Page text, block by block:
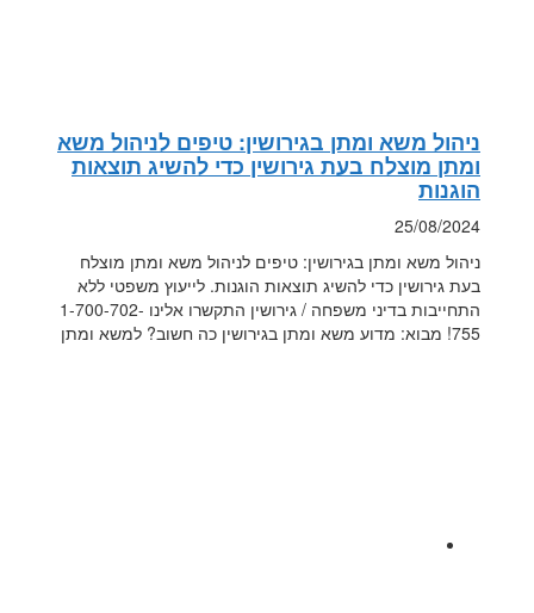
ניהול משא ומתן בגירושין: טיפים לניהול משא
ומתן מוצלח בעת גירושין כדי להשיג תוצאות
הוגנות
25/08/2024
ניהול משא ומתן בגירושין: טיפים לניהול משא ומתן מוצלח
בעת גירושין כדי להשיג תוצאות הוגנות. לייעוץ משפטי ללא
התחייבות בדיני משפחה / גירושין התקשרו אלינו 1-700-702-
755! מבוא: מדוע משא ומתן בגירושין כה חשוב? למשא ומתן